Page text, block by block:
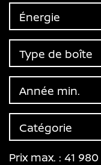
Énergie
Type de boîte
Année min.
Catégorie
Prix max. : 41 980